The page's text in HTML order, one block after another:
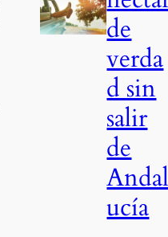
de
verda
d sin
salir
de
ucía